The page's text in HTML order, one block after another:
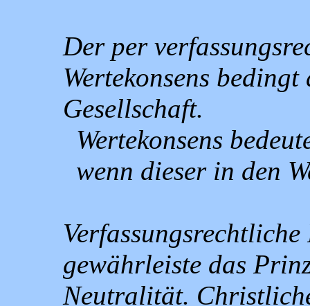
Der per
Wertekonsens
Gesellschaft.
Wertekonsens
wenn dieser in den
gewährleiste das
Neutralität.